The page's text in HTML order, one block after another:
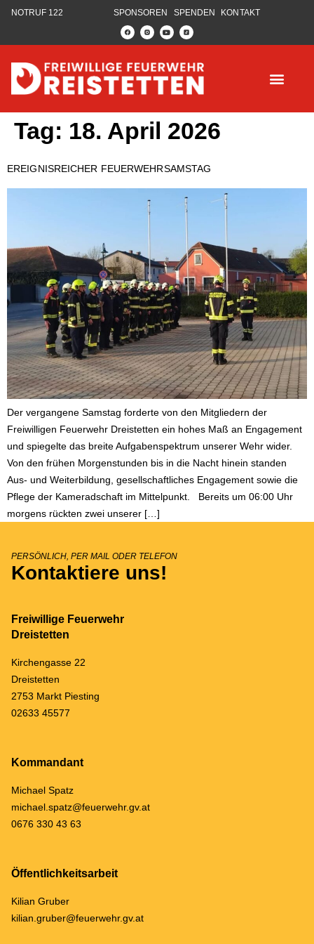
NOTRUF 122 SPONSOREN SPENDEN KONTAKT
Tag: 18. April 2026
EREIGNISREICHER FEUERWEHRSAMSTAG
Der vergangene Samstag forderte von den Mitgliedern der
Freiwilligen Feuerwehr Dreistetten ein hohes Maß an Engagement
und spiegelte das breite Aufgabenspektrum unserer Wehr wider.
Von den frühen Morgenstunden bis in die Nacht hinein standen
Aus- und Weiterbildung, gesellschaftliches Engagement sowie die
Pflege der Kameradschaft im Mittelpunkt. Bereits um 06:00 Uhr
morgens rückten zwei unserer […]
PERSÖNLICH, PER MAIL ODER TELEFON
Kontaktiere uns!
Freiwillige Feuerwehr
Dreistetten
Kirchengasse 22
Dreistetten
2753 Markt Piesting
02633 45577
Kommandant
Michael Spatz
michael.spatz@feuerwehr.gv.at
0676 330 43 63
Öffentlichkeitsarbeit
Kilian Gruber
kilian.gruber@feuerwehr.gv.at